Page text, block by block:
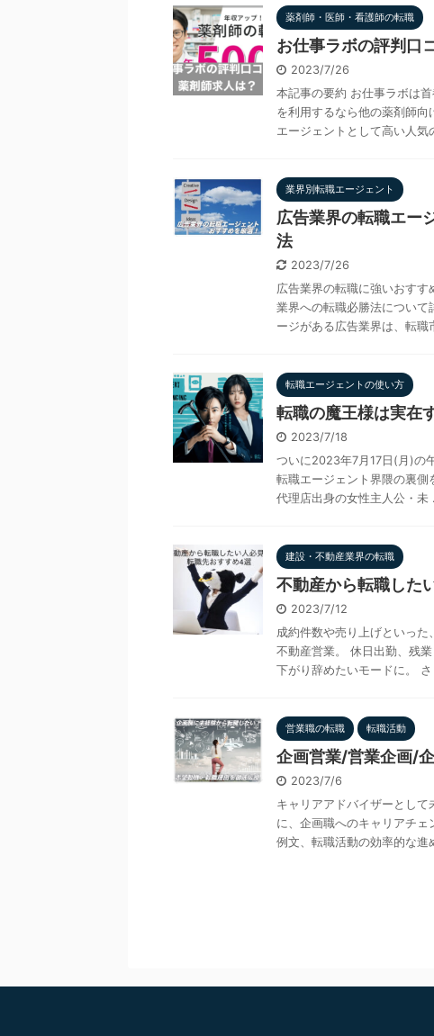
薬剤師・医師・看護師の転職
お仕事ラボの評判口
2023/7/26
本記事の要約 お仕事ラボは
を利用するなら他の薬剤師
エージェントとして高い人気
業界別転職エージェント
広告業界の転職エー
法
2023/7/26
広告業界の転職に強いおす
業界への転職必勝法について
ージがある広告業界は、転職
転職エージェントの使い方
転職の魔王様は実在
2023/7/18
ついに2023年7月17日(月)の
転職エージェント界隈の裏
代理店出身の女性主人公・未
建設・不動産業界の転職
不動産から転職した
2023/7/12
成約件数や売り上げといっ
不動産営業。 休日出勤、残
下がり辞めたいモードに。
営業職の転職 転職活動
企画営業/営業企画/
2023/7/6
キャリアアドバイザーとして
に、企画職へのキャリアチ
例文、転職活動の効率的な進